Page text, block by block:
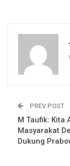
PREV POST
M Taufik: Kita
Masyarakat
Dukung